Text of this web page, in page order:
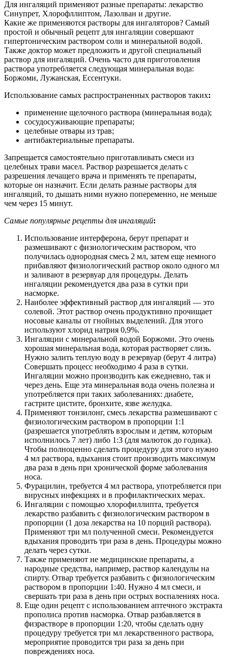
Для ингаляций применяют разные препараты: лекарство
Синупрет, Хлорофллиптом, Лазолван и другие.
Какие же применяются растворы для ингаляторов? Самый
простой и обычный рецепт для ингаляции совершают
гипертоническим раствором соли и минеральной водой.
Также доктор может предложить и другой специальный
раствор для ингаляций. Очень часто для приготовления
раствора употребляется следующая минеральная вода:
Боржоми, Лужанская, Ессентуки.
Использование самых распространенных растворов таких:
применение щелочного раствора (минеральная вода);
сосудосуживающие препараты;
целебные отвары из трав;
антибактериальные препараты.
Запрещается самостоятельно приготавливать смеси из
целебных трави масел. Раствор разрешается делать с
разрешения лечащего врача и применять те препараты,
которые он назначит. Если делать разные растворы для
ингаляций, то дышать ними нужно попеременно, не меньше
чем через 15 минут.
Самые популярные рецепты для ингаляций:
Использование интерферона, берут препарат и
размешивают с физиологическим раствором, что
получилась однородная смесь 2 мл, затем еще немного
прибавляют физиологический раствор около одного мл
и заливают в резервуар для процедуры. Делать
ингаляции рекомендуется два раза в сутки при
насморке.
Наиболее эффективный раствор для ингаляций — это
солевой. Этот раствор очень продуктивно прочищает
носовые каналы от гнойных выделений. Для этого
используют хлорид натрия 0,9%.
Ингаляции с минеральной водой Боржоми. Это очень
хорошая минеральная вода, которая растворяет слизь.
Нужно залить теплую воду в резервуар (берут 4 литра)
Совершать процесс необходимо 4 раза в сутки.
Ингаляции можно производить как ежедневно, так и
через день. Еще эта минеральная вода очень полезна и
употребляется при таких заболеваниях: диабете,
гастрите цистите, бронхите, язве желудка.
Применяют тонзилонг, смесь лекарства размешивают с
физиологическим раствором в пропорции 1:1
(разрешается употреблять взрослым и детям, которым
исполнилось 7 лет) либо 1:3 (для малюток до годика).
Чтобы полноценно сделать процедуру для этого нужно
4 мл раствора, вдыхания стоит производить максимум
два раза в день при хронической форме заболевания
носа.
Фурацилин, требуется 4 мл раствора, употребляется при
вирусных инфекциях и в профилактических мерах.
Ингаляции с помощью хлорофиллипта, требуется
лекарство разбавить с физиологическим раствором в
пропорции (1 доза лекарства на 10 порций раствора).
Применяют три мл полученной смеси. Рекомендуется
вдыхания проводить три раза в день. Процедуры можно
делать через сутки.
Также применяют не медицинские препараты, а
народные средства, например, раствор календулы на
спирту. Отвар требуется разбавить с физиологическим
раствором в пропорции 1:40. Нужно 4 мл смеси, и
свершать три раза в день при острых воспалениях носа.
Еще один рецепт с использованием аптечного экстракта
прополиса против насморка. Отвар разбавляется в
физрастворе в пропорции 1:20, чтобы сделать одну
процедуру требуется три мл лекарственного раствора,
мероприятие проводится три раза за день при
повреждениях носа.